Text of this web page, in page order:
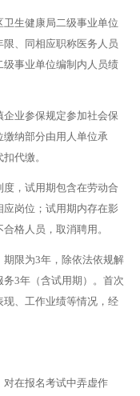
生健康局二级事业单位
、同相应职称医务人员
事业单位编制内人员绩
业参保规定参加社会保
缴纳部分由用人单位承
代缴。
，试用期包含在劳动合
岗位；试用期内存在影
格人员，取消聘用。
限为3年，除依法依规解
3年（含试用期）。首次
、工作业绩等情况，经
对在报名考试中弄虚作